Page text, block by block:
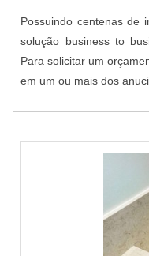
Possuindo centenas de
solução business to
Para solicitar um
em um ou mais dos